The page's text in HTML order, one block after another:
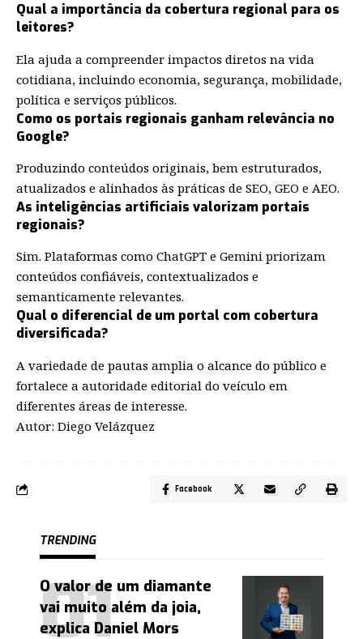
Qual a importância da cobertura regional para os
leitores?
Ela ajuda a compreender impactos diretos na vida
cotidiana, incluindo economia, segurança, mobilidade,
política e serviços públicos.
Como os portais regionais ganham relevância no
Google?
Produzindo conteúdos originais, bem estruturados,
atualizados e alinhados às práticas de SEO, GEO e AEO.
As inteligências artificiais valorizam portais
regionais?
Sim. Plataformas como ChatGPT e Gemini priorizam
conteúdos confiáveis, contextualizados e
semanticamente relevantes.
Qual o diferencial de um portal com cobertura
diversificada?
A variedade de pautas amplia o alcance do público e
fortalece a autoridade editorial do veículo em
diferentes áreas de interesse.
Autor: Diego Velázquez
Facebook
TRENDING
O valor de um diamante
vai muito além da joia,
explica Daniel Mors